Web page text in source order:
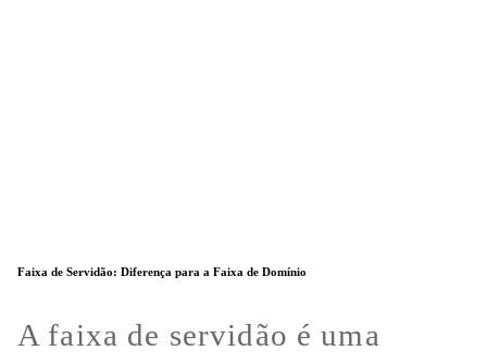
Faixa de Servidão: Diferença para a Faixa de Domínio
A faixa de servidão é uma